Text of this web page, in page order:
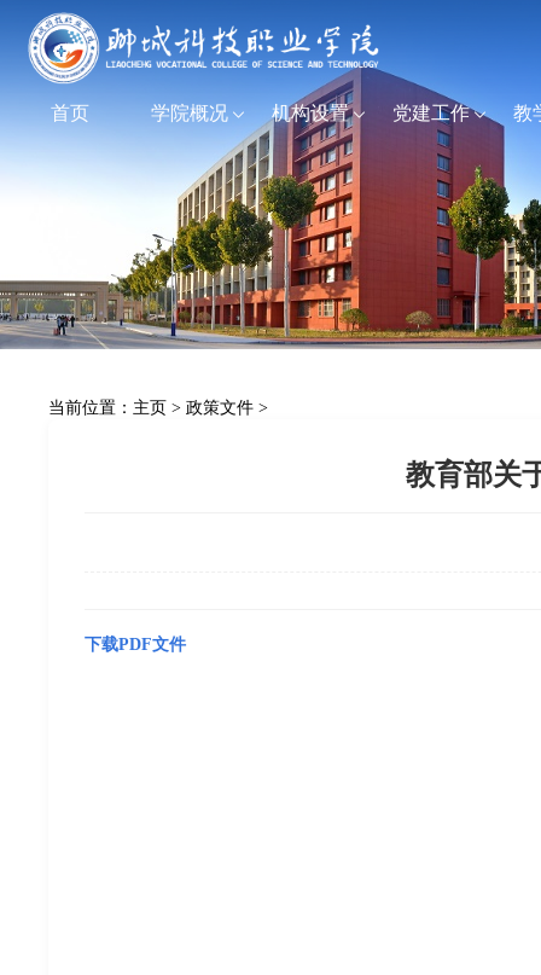
首页 学院概况 机构设置 党建工作 教
当前位置： 主页 > 政策文件 >
教育部关
下载PDF文件